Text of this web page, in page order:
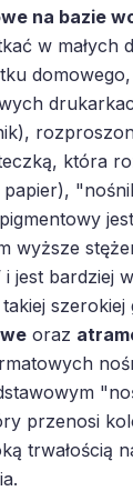
na bazie
w
która
papier),
wyższe
jest bardziej
oraz
przenosi
trwałością